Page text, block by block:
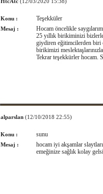
Konu : Teşekküler
Mesaj :
Hocam öncelikle
25 yıllık birikiminizi
giydiren eğitimcilerden biri
birikimizi
Tekrar teşekkürler hocam.
alparslan (12/10/2018 22:55)
Konu : sunu
Mesaj :
hocam iyi akşamlar
emeğinize sağlık kolay